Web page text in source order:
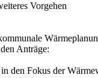
Vorgehen
Anträge:
den Fokus der